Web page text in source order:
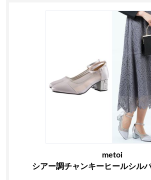
metoi
シアー調チャンキーヒールシル